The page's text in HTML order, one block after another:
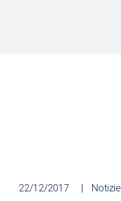
22/12/2017 Notizie